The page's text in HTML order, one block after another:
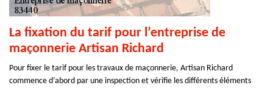
La fixation du tarif pour l’entreprise de
maçonnerie Artisan Richard
Pour fixer le tarif pour les travaux de maçonnerie, Artisan Richard
commence d’abord par une inspection et vérifie les différents éléments